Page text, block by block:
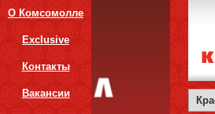
О Комсомолле
Exclusive
Контакты
Вакансии